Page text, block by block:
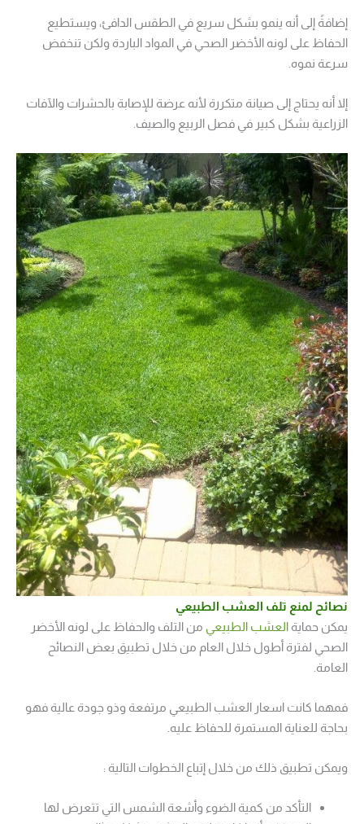
إضافةً إلى أنه ينمو بشكل سريع في الطقس الدافئ، ويستطيع
الحفاظ على لونه الأخضر الصحي في المواد الباردة ولكن تنخفض
سرعة نموه.
إلا أنه يحتاج إلى صيانة متكررة لأنه عرضة للإصابة بالحشرات والآفات
الزراعية بشكل كبير في فصل الربيع والصيف.
نصائح لمنع تلف العشب الطبيعي
يمكن حماية العشب الطبيعي من التلف والحفاظ على لونه الأخضر
الصحي لفترة أطول خلال العام من خلال تطبيق بعض النصائح
العامة.
فمهما كانت اسعار العشب الطبيعي مرتفعة وذو جودة عالية فهو
بحاجة للعناية المستمرة للحفاظ عليه.
ويمكن تطبيق ذلك من خلال إتباع الخطوات التالية :
التأكد من كمية الضوء وأشعة الشمس التي تتعرض لها